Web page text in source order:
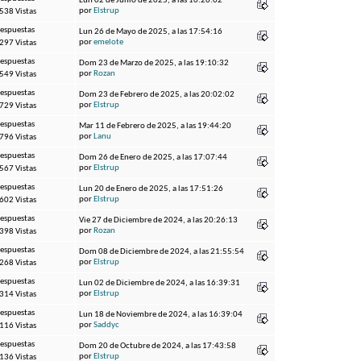
Vistas
porElstrup
Vistas
Lun 26 de Mayo de 2025, a las 17:54:16
poremelote
Vistas
Dom 23 de Marzo de 2025, a las 19:10:32
porRozan
Vistas
Dom 23 de Febrero de 2025, a las 20:02:02
porElstrup
Vistas
Mar 11 de Febrero de 2025, a las 19:44:20
porLanu
Vistas
Dom 26 de Enero de 2025, a las 17:07:44
porElstrup
Vistas
Lun 20 de Enero de 2025, a las 17:51:26
porElstrup
Vistas
Vie 27 de Diciembre de 2024, a las 20:26:13
porRozan
Vistas
Dom 08 de Diciembre de 2024, a las 21:55:54
porElstrup
Vistas
Lun 02 de Diciembre de 2024, a las 16:39:31
porElstrup
Vistas
Lun 18 de Noviembre de 2024, a las 16:39:04
porSaddyc
Vistas
Dom 20 de Octubre de 2024, a las 17:43:58
porElstrup